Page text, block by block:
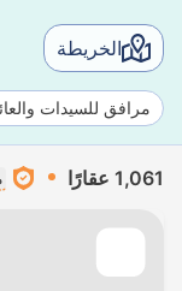
الخريطة
مرافق للسيدات
1,061 عقارًا